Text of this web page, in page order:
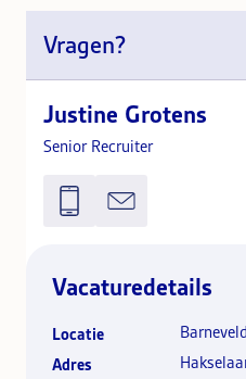
Vragen?
Justine Grotens
Senior Recruiter
Vacaturedetails
Locatie
Barneveld
Adres